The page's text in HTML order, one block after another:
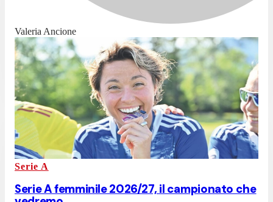
Valeria Ancione
Serie A
Serie A femminile 2026/27, il campionato che